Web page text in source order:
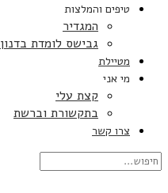
טיפים והמלצות
המגדיר
גבישס לומדת בדנון
מטיילת
מי אני
קצת עלי
בתקשורת וברשת
צרו קשר